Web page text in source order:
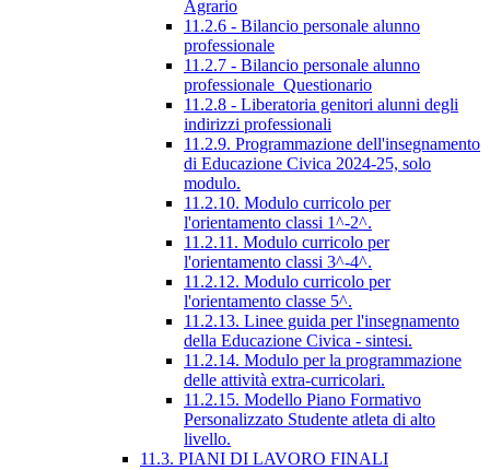
Agrario
11.2.6 - Bilancio personale alunno
professionale
11.2.7 - Bilancio personale alunno
professionale_Questionario
11.2.8 - Liberatoria genitori alunni degli
indirizzi professionali
11.2.9. Programmazione dell'insegnamento
di Educazione Civica 2024-25, solo
modulo.
11.2.10. Modulo curricolo per
l'orientamento classi 1^-2^.
11.2.11. Modulo curricolo per
l'orientamento classi 3^-4^.
11.2.12. Modulo curricolo per
l'orientamento classe 5^.
11.2.13. Linee guida per l'insegnamento
della Educazione Civica - sintesi.
11.2.14. Modulo per la programmazione
delle attività extra-curricolari.
11.2.15. Modello Piano Formativo
Personalizzato Studente atleta di alto
livello.
11.3. PIANI DI LAVORO FINALI